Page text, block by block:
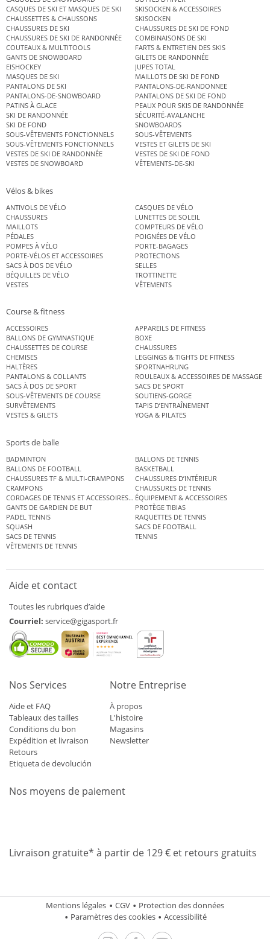
CASQUES DE SKI ET MASQUES DE SKI
SKISOCKEN & ACCESSOIRES
CHAUSSETTES & CHAUSSONS
SKISOCKEN
CHAUSSURES DE SKI
CHAUSSURES DE SKI DE FOND
CHAUSSURES DE SKI DE RANDONNÉE
COMBINAISONS DE SKI
COUTEAUX & MULTITOOLS
FARTS & ENTRETIEN DES SKIS
GANTS DE SNOWBOARD
GILETS DE RANDONNÉE
EISHOCKEY
JUPES TOTAL
MASQUES DE SKI
MAILLOTS DE SKI DE FOND
PANTALONS DE SKI
PANTALONS-DE-RANDONNEE
PANTALONS-DE-SNOWBOARD
PANTALONS DE SKI DE FOND
PATINS À GLACE
PEAUX POUR SKIS DE RANDONNÉE
SKI DE RANDONNÉE
SÉCURITÉ-AVALANCHE
SKI DE FOND
SNOWBOARDS
SOUS-VÊTEMENTS FONCTIONNELS
SOUS-VÊTEMENTS
SOUS-VÊTEMENTS FONCTIONNELS
VESTES ET GILETS DE SKI
VESTES DE SKI DE RANDONNÉE
VESTES DE SKI DE FOND
VESTES DE SNOWBOARD
VÊTEMENTS-DE-SKI
Vélos & bikes
ANTIVOLS DE VÉLO
CASQUES DE VÉLO
CHAUSSURES
LUNETTES DE SOLEIL
MAILLOTS
COMPTEURS DE VÉLO
PÉDALES
POIGNÉES DE VÉLO
POMPES À VÉLO
PORTE-BAGAGES
PORTE-VÉLOS ET ACCESSOIRES
PROTECTIONS
SACS À DOS DE VÉLO
SELLES
BÉQUILLES DE VÉLO
TROTTINETTE
VESTES
VÊTEMENTS
Course & fitness
ACCESSOIRES
APPAREILS DE FITNESS
BALLONS DE GYMNASTIQUE
BOXE
CHAUSSETTES DE COURSE
CHAUSSURES
CHEMISES
LEGGINGS & TIGHTS DE FITNESS
HALTÈRES
SPORTNAHRUNG
PANTALONS & COLLANTS
ROULEAUX & ACCESSOIRES DE MASSAGE
SACS À DOS DE SPORT
SACS DE SPORT
SOUS-VÊTEMENTS DE COURSE
SOUTIENS-GORGE
SURVÊTEMENTS
TAPIS D’ENTRAÎNEMENT
VESTES & GILETS
YOGA & PILATES
Sports de balle
BADMINTON
BALLONS DE TENNIS
BALLONS DE FOOTBALL
BASKETBALL
CHAUSSURES TF & MULTI-CRAMPONS
CHAUSSURES D’INTÉRIEUR
CRAMPONS
CHAUSSURES DE TENNIS
CORDAGES DE TENNIS ET ACCESSOIRES DE TENNISÉQUIPEMENT & ACCESSOIRES
GANTS DE GARDIEN DE BUT
PROTÈGE TIBIAS
PADEL TENNIS
RAQUETTES DE TENNIS
SQUASH
SACS DE FOOTBALL
SACS DE TENNIS
TENNIS
VÊTEMENTS DE TENNIS
Aide et contact
Toutes les rubriques d’aide
Courriel: service@gigasport.fr
Nos Services
Aide et FAQ
Tableaux des tailles
Conditions du bon
Expédition et livraison
Retours
Etiqueta de devolución
Notre Entreprise
À propos
L'histoire
Magasins
Newsletter
Nos moyens de paiement
Livraison gratuite* à partir de 129 € et retours gratuits
Mentions légales CGV
Protection des données
Paramètres des cookies
Accessibilité